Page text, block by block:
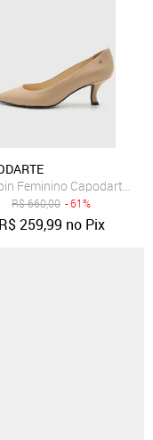
Amarração Nude
R$660,00 - 61%
R$259,99 no Pix